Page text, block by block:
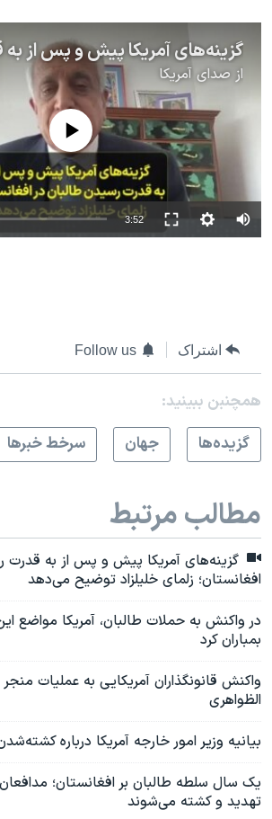
از صدای آمریکا
source currently available
3:52
اشتراک Follow us
همچنبن ببینید:
گزيده‌ها
جهان سرخط خبرها
مطالب مرتبط
گزینه‌های آمریکا پیش و پس از به قدرت
افغانستان؛ زلمای خلیلزاد توضیح می‌دهد
در واکنش به حملات طالبان، آمریکا مواضع
بمباران کرد
واکنش قانونگذاران آمریکایی به عملیات
الظواهری
بیانیه وزیر امور خارجه آمریکا درباره
یک سال سلطه طالبان بر افغانستان؛
تهدید و کشته می‌شوند